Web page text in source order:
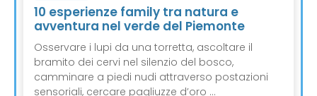
10 esperienze family tra natura e
avventura nel verde del Piemonte
Osservare i lupi da una torretta, ascoltare il
bramito dei cervi nel silenzio del bosco,
camminare a piedi nudi attraverso postazioni
sensoriali, cercare pagliuzze d’oro ...